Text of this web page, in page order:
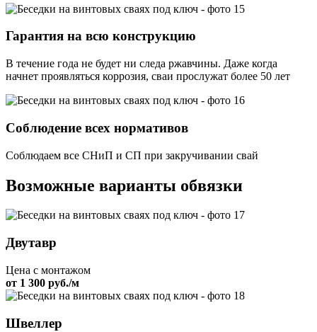
Гарантия на всю конструкцию
В течение года не будет ни следа ржавчины. Даже когда
начнет проявляться коррозия, сваи прослужат более 50 лет
Соблюдение всех нормативов
Соблюдаем все СНиП и СП при закручивании свай
Возможные варианты обвязки
Двутавр
Цена с монтажом
от 1 300 руб./м
Швеллер